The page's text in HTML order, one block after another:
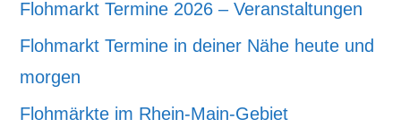
Flohmarkt Termine 2026 – Veranstaltungen
Flohmarkt Termine in deiner Nähe heute und
morgen
Flohmärkte im Rhein-Main-Gebiet